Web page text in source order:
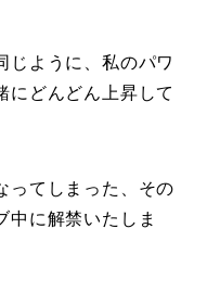
じように、私のパワ
にどんどん上昇して
ってしまった、その
中に解禁いたしま